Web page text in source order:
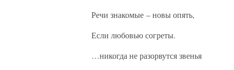
Речи знакомые – новы опять,
Если любовью согреты.
…никогда не разорвутся звенья